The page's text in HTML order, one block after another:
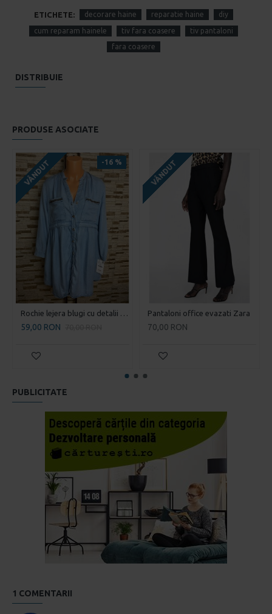
ETICHETE: decorare haine reparatie haine diy
cum reparam hainele tiv fara coasere
tiv pantaloni
fara coasere
DISTRIBUIE
PRODUSE ASOCIATE
-16 %
VÂNDUT
Rochie lejera blugi cu detalii pietricele Zara
59,00 RON
VÂNDUT
Pantaloni office evazati Zara
70,00 RON
PUBLICITATE
1 COMENTARII